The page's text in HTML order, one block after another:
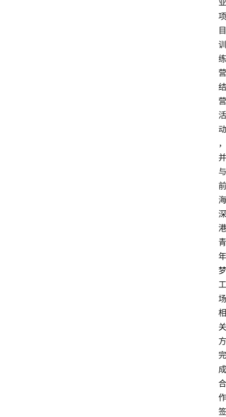
业
项
目
训
练
营
结
营
活
动
，
并
与
前
海
深
港
青
年
梦
工
场
相
关
方
完
成
合
作
签